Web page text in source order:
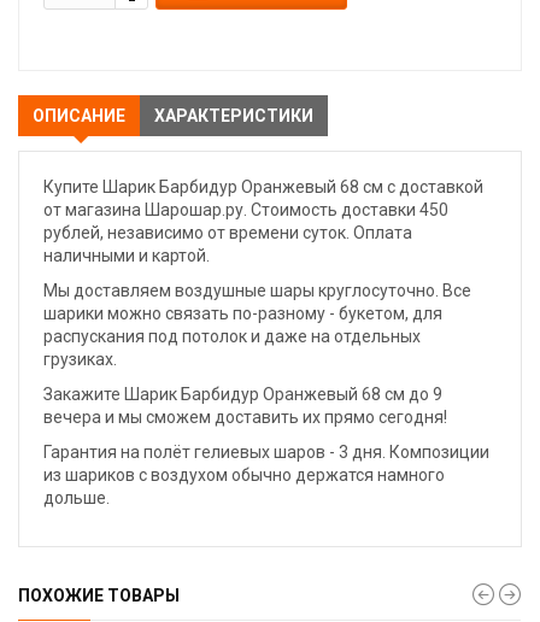
ОПИСАНИЕ ХАРАКТЕРИСТИКИ
Купите Шарик Барбидур Оранжевый 68 см с доставкой
от магазина Шарошар.ру. Стоимость доставки 450
рублей, независимо от времени суток. Оплата
наличными и картой.
Мы доставляем воздушные шары круглосуточно. Все
шарики можно связать по-разному - букетом, для
распускания под потолок и даже на отдельных
грузиках.
Закажите Шарик Барбидур Оранжевый 68 см до 9
вечера и мы сможем доставить их прямо сегодня!
Гарантия на полёт гелиевых шаров - 3 дня. Композиции
из шариков с воздухом обычно держатся намного
дольше.
ПОХОЖИЕ ТОВАРЫ